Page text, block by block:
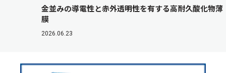
金並みの導電性と赤外透明性を有する高耐久酸化物薄
膜
2026.06.23